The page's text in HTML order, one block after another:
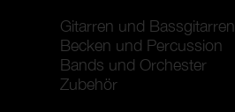
Gitarren und Bassgitarren
Becken und Percussion
Bands und Orchester
Zubehör